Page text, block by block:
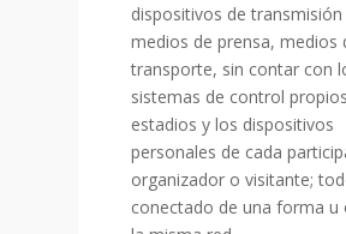
dispositivos de transmisión
medios de prensa, medios
transporte, sin contar con
sistemas de control
estadios y los dispositivos
personales de cada
organizador o visitante;
conectado de una forma u